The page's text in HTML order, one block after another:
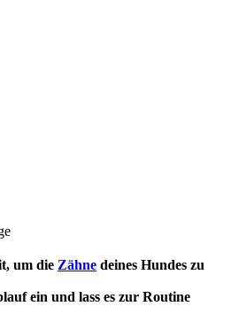
um die Zähne deines Hundes zu
ein und lass es zur Routine